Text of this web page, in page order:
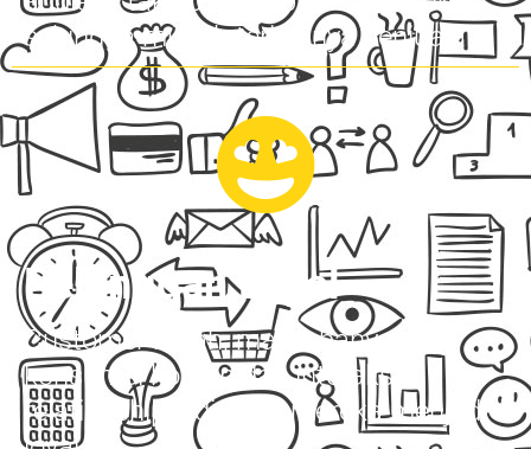
sehingga mudah terjadinya penjualan
Pelanggan Loyal
Customer betah, makin banyak
konsumsi konten dan interaksi,
relationship jadi kuat, mereka menjadi